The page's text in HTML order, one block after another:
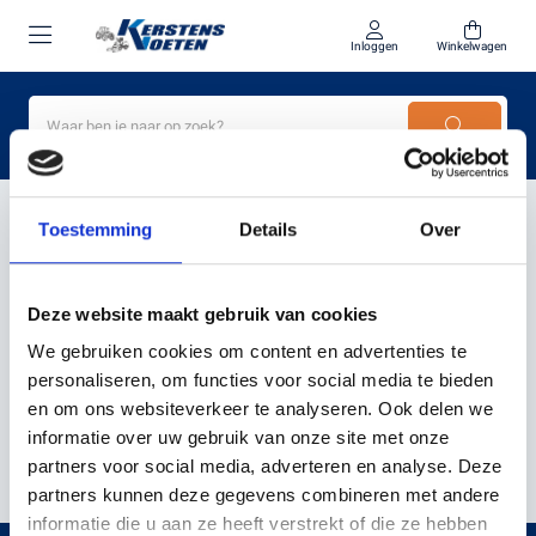
Toestemming Details Over
Deze website maakt gebruik van cookies
We gebruiken cookies om content en advertenties te
personaliseren, om functies voor social media te bieden
en om ons websiteverkeer te analyseren. Ook delen we
informatie over uw gebruik van onze site met onze
partners voor social media, adverteren en analyse. Deze
partners kunnen deze gegevens combineren met andere
informatie die u aan ze heeft verstrekt of die ze hebben
Inloggen Winkelwagen
Home Obstacle management
OBSTACLE MANAGEMENT
Filter Sorteer